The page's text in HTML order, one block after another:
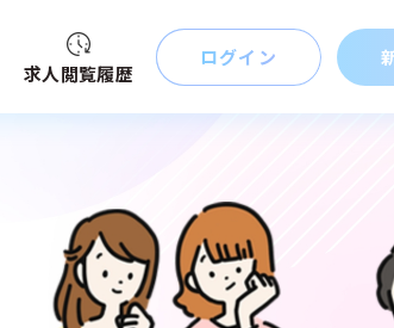
求人閲覧履歴
ログイン
マイキャリア
マップ から探す